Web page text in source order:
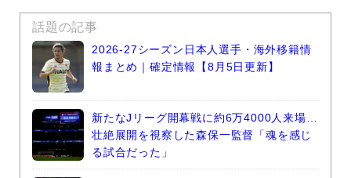
話題の記事
2026-27シーズン日本人選手・海外移籍情
報まとめ｜確定情報【8月5日更新】
新たなJリーグ開幕戦に約6万4000人来場…
壮絶展開を視察した森保一監督「魂を感じ
る試合だった」